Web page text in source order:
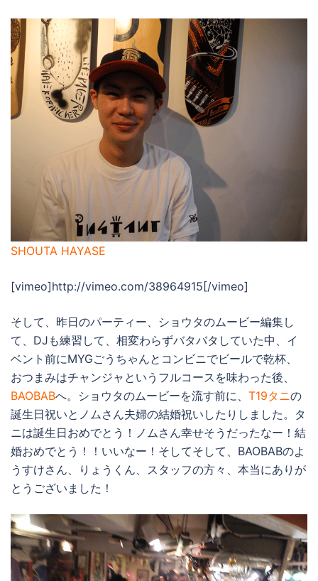
SHOUTA HAYASE
[vimeo]http://vimeo.com/38964915[/vimeo]
そして、昨日のパーティー、ショウタのムービー編集し
て、DJも練習して、相変わらずバタバタしていた中、イ
ベント前にMYGごうちゃんとコンビニでビールで乾杯、
おつまみはチャンジャというフルコースを味わった後、
BAOBABへ。ショウタのムービーを流す前に、 T19タニの
誕生日祝いとノムさん夫婦の結婚祝いしたりしました。タ
ニは誕生日おめでとう！ノムさん幸せそうだったなー！結
婚おめでとう！！いいなー！そしてそして、BAOBABのよ
うすけさん、りょうくん、スタッフの方々、本当にありが
とうございました！